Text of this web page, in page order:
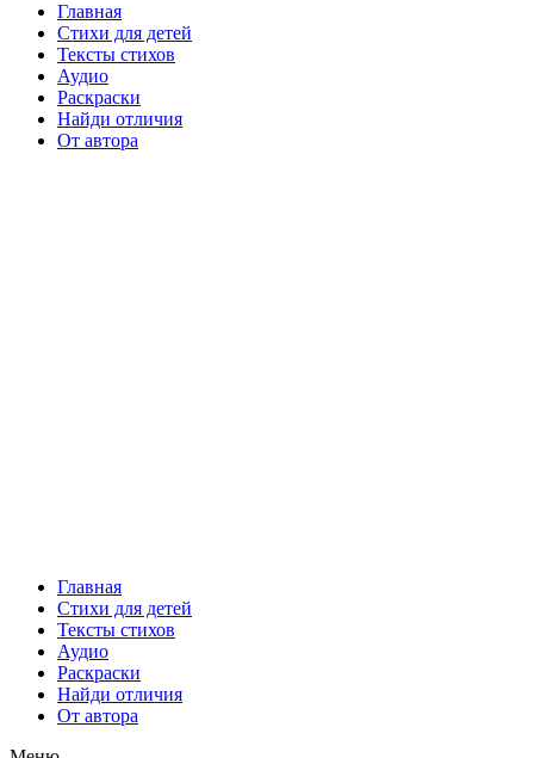
Главная
Стихи для детей
Тексты стихов
Аудио
Раскраски
Найди отличия
От автора
Главная
Стихи для детей
Тексты стихов
Аудио
Раскраски
Найди отличия
От автора